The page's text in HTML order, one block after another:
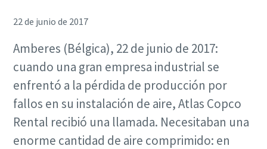
22 de junio de 2017
Amberes (Bélgica), 22 de junio de 2017:
cuando una gran empresa industrial se
enfrentó a la pérdida de producción por
fallos en su instalación de aire, Atlas Copco
Rental recibió una llamada. Necesitaban una
enorme cantidad de aire comprimido: en